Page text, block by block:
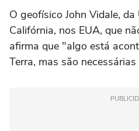
O geofísico John Vidale,
Califórnia, nos EUA, que
afirma que "algo está
Terra, mas são